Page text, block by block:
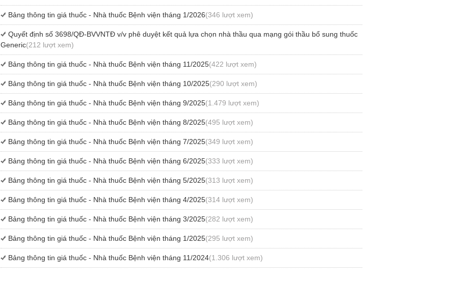
Bảng thông tin giá thuốc - Nhà thuốc Bệnh viện tháng 1/2026(346 lượt xem)
Quyết định số 3698/QĐ-BVVNTĐ v/v phê duyệt kết quả lựa chọn nhà thầu qua mạng gói thầu bổ sung thuốc
Generic(212 lượt xem)
Bảng thông tin giá thuốc - Nhà thuốc Bệnh viện tháng 11/2025(422 lượt xem)
Bảng thông tin giá thuốc - Nhà thuốc Bệnh viện tháng 10/2025(290 lượt xem)
Bảng thông tin giá thuốc - Nhà thuốc Bệnh viện tháng 9/2025(1.479 lượt xem)
Bảng thông tin giá thuốc - Nhà thuốc Bệnh viện tháng 8/2025(495 lượt xem)
Bảng thông tin giá thuốc - Nhà thuốc Bệnh viện tháng 7/2025(349 lượt xem)
Bảng thông tin giá thuốc - Nhà thuốc Bệnh viện tháng 6/2025(333 lượt xem)
Bảng thông tin giá thuốc - Nhà thuốc Bệnh viện tháng 5/2025(313 lượt xem)
Bảng thông tin giá thuốc - Nhà thuốc Bệnh viện tháng 4/2025(314 lượt xem)
Bảng thông tin giá thuốc - Nhà thuốc Bệnh viện tháng 3/2025(282 lượt xem)
Bảng thông tin giá thuốc - Nhà thuốc Bệnh viện tháng 1/2025(295 lượt xem)
Bảng thông tin giá thuốc - Nhà thuốc Bệnh viện tháng 11/2024(1.306 lượt xem)